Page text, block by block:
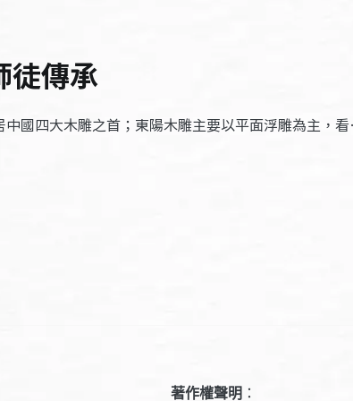
徒傳承
國四大木雕之首；東陽木雕主要以平面浮雕為主，
著作權聲明 ：